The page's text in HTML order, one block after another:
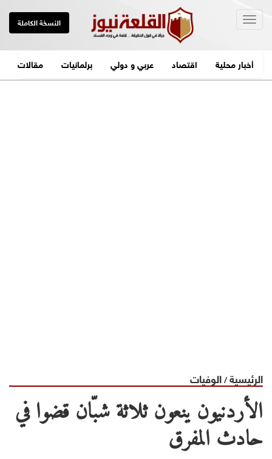
النسخة الكاملة
أخبار محلية اقتصاد عربي و دولي برلمانيات مقالات
الرئيسية/الوفيات
الأردنيون ينعون ثلاثة شبّان قضوا في
حادث المفرق